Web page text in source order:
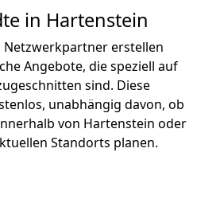
in Hartenstein
erstellen
Angebote, die speziell auf
sind. Diese
unabhängig davon, ob
von Hartenstein oder
Standorts planen.